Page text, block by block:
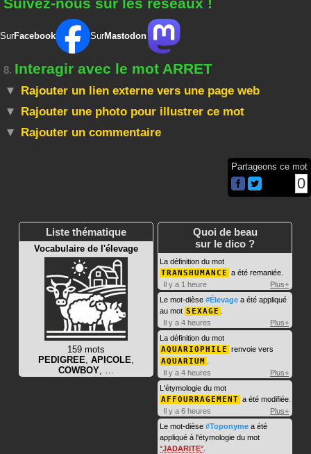
SurFacebook SurMastodon
8. Interagir avec le mot ARRET
Rajouter un lien externe vers une page web
Rajouter une photo pour illustrer ce mot
Rajouter un commentaire
Partageons ce mot
0
Liste thématique
Vocabulaire de l'élevage
159 mots
PEDIGREE APICOLE
COWBOY
Quoi de beau
sur le dico ?
La définition du mot
TRANSHUMANCE a été remaniée.
Il y a 1 heure
Plus+
Le mot-dièse #Élevage a été appliqué
au mot SEXAGE
Il y a 4 heures
Plus+
La définition du mot
AQUARIOPHILE renvoie vers
AQUARIUM
Il y a 4 heures
Plus+
L'étymologie du mot
AFFOURRAGEMENT a été modifiée.
Il y a 6 heures
Plus+
Le mot-dièse #Toponyme a été
appliqué à l'étymologie du mot
JADARITE